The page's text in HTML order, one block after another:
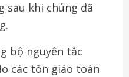
sau khi chúng đã
bộ nguyên tắc
các tôn giáo toàn